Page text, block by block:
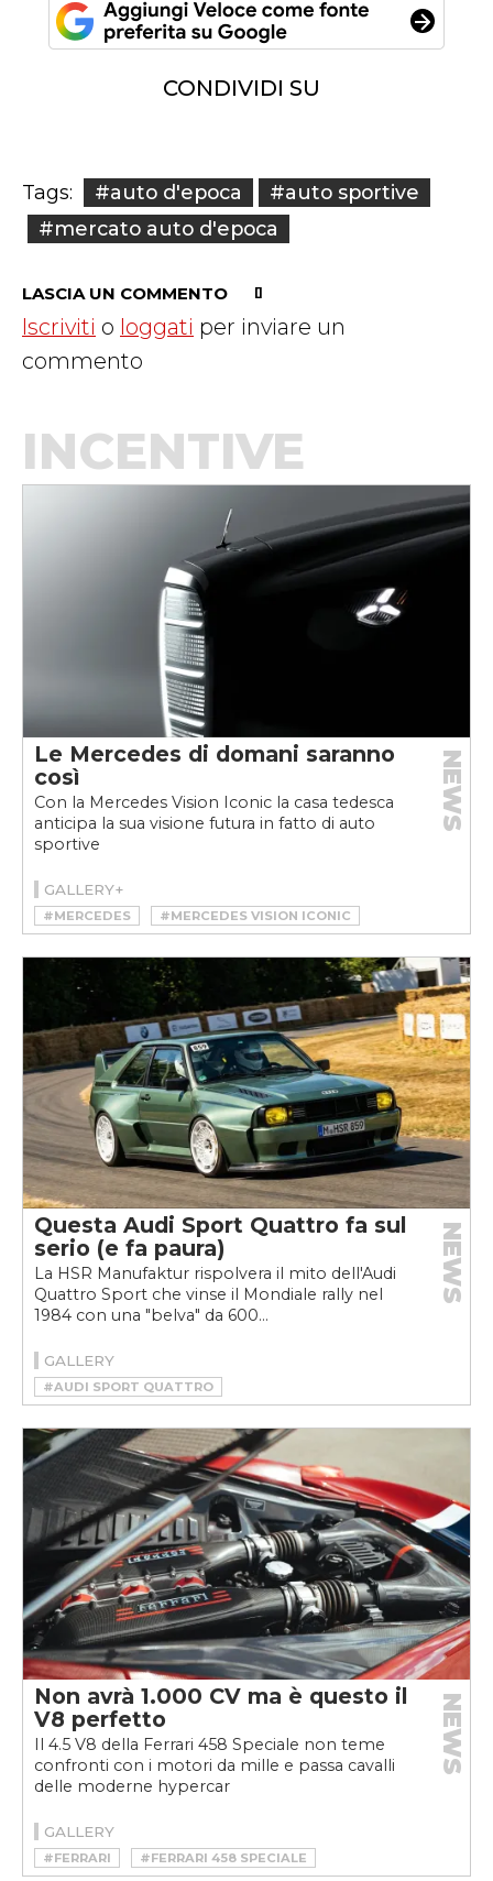
CONDIVIDI SU
Tags: #auto d'epoca
#auto sportive
#mercato auto d'epoca
LASCIA UN COMMENTO
Iscriviti o loggati per inviare un
commento
INCENTIVE
Le Mercedes di domani saranno
così
Con la Mercedes Vision Iconic la casa tedesca
anticipa la sua visione futura in fatto di auto
sportive
NEWS
GALLERY+
#MERCEDES #MERCEDES VISION ICONIC
Questa Audi Sport Quattro fa sul
serio (e fa paura)
La HSR Manufaktur rispolvera il mito dell'Audi
Quattro Sport che vinse il Mondiale rally nel
1984 con una "belva" da 600...
NEWS
GALLERY
#AUDI SPORT QUATTRO
#HSR MANUFAKTUR
#RESTOMOD
Non avrà 1.000 CV ma è questo il
V8 perfetto
Il 4.5 V8 della Ferrari 458 Speciale non teme
confronti con i motori da mille e passa cavalli
delle moderne hypercar
NEWS
GALLERY
#FERRARI #FERRARI 458 SPECIALE